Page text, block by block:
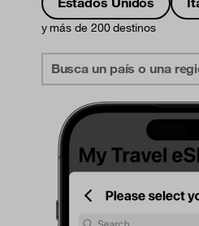
y más de 200 destinos